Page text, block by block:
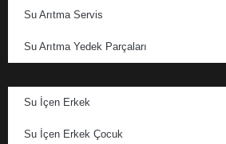
Su Arıtma Servis
Su Arıtma Yedek Parçaları
Su İçen Erkek
Su İçen Erkek Çocuk